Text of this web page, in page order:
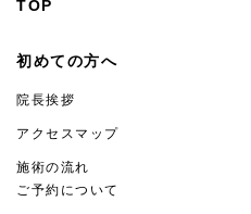
TOP
初めての方へ
院長挨拶
アクセスマップ
施術の流れ
ご予約について